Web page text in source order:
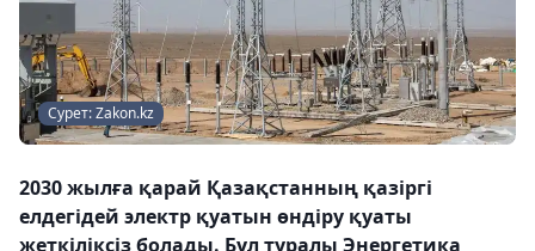
Сурет: Zakon.kz
2030 жылға қарай Қазақстанның қазіргі
елдегідей электр қуатын өндіру қуаты
жеткіліксіз болады. Бұл туралы Энергетика